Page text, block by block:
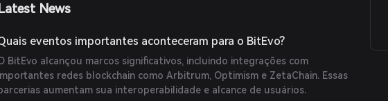
Latest News
eventos importantes aconteceram para o BitEvo?
BitEvo alcançou marcos significativos, incluindo integrações com
redes blockchain como Arbitrum, Optimism e ZetaChain. Essas
aumentam sua interoperabilidade e alcance de usuários.